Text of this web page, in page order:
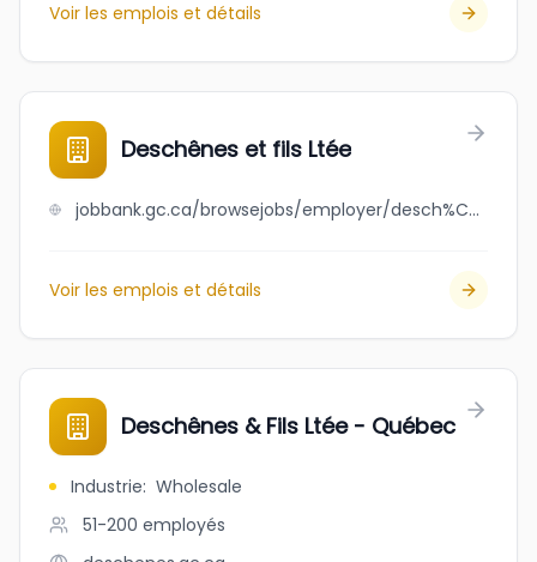
Voir les emplois et détails
Deschênes et fils Ltée
jobbank.gc.ca/browsejobs/employer/desch%C3%AAnes+et+fils+lt%C3%A9e/ca
Voir les emplois et détails
Deschênes & Fils Ltée - Québec
Industrie: Wholesale
51-200 employés